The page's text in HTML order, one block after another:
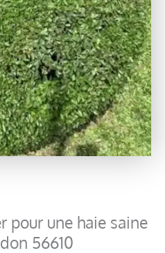
pour une haie saine
56610